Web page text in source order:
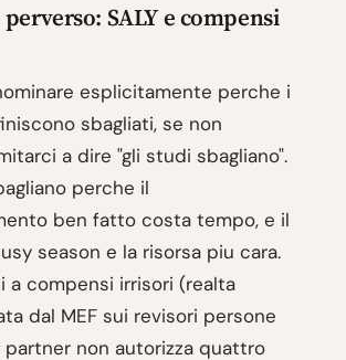
SALY e compensi
esplicitamente perche i
sbagliati, se non
a dire "gli studi sbagliano".
perche il
ben fatto costa tempo, e il
season e la risorsa piu cara.
a compensi irrisori (realta
dal MEF sui revisori persone
partner non autorizza quattro